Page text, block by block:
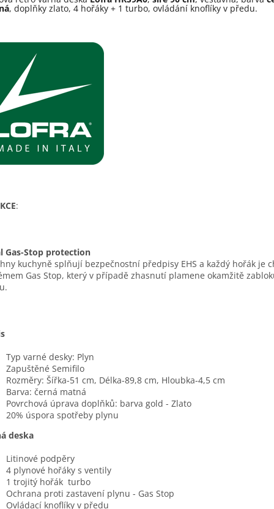
, doplňky zlato, 4 hořáky + 1 turbo, ovládání knoflíky v předu.
:
Gas-Stop protection
kuchyně splňují bezpečnostní předpisy EHS a každý hořák je
Gas Stop, který v případě zhasnutí plamene okamžitě
Typ varné desky: Plyn
Zapuštěné Semifilo
Rozměry: Šířka-51 cm, Délka-89,8 cm, Hloubka-4,5 cm
Barva: černá matná
Povrchová úprava doplňků: barva gold - Zlato
20% úspora spotřeby plynu
deska
Litinové podpěry
4 plynové hořáky s ventily
1 trojitý hořák turbo
Ochrana proti zastavení plynu - Gas Stop
Ovládací knoflíky v předu